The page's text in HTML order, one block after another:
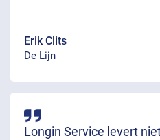
Erik Clits
De Lijn
Longin Service levert